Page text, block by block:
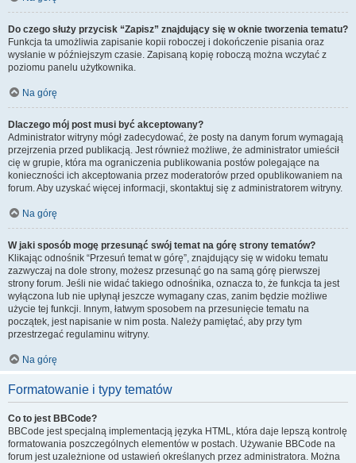
Do czego służy przycisk “Zapisz” znajdujący się w oknie tworzenia tematu?
Funkcja ta umożliwia zapisanie kopii roboczej i dokończenie pisania oraz
wysłanie w późniejszym czasie. Zapisaną kopię roboczą można wczytać z
poziomu panelu użytkownika.
Na górę
Dlaczego mój post musi być akceptowany?
Administrator witryny mógł zadecydować, że posty na danym forum wymagają
przejrzenia przed publikacją. Jest również możliwe, że administrator umieścił
cię w grupie, która ma ograniczenia publikowania postów polegające na
konieczności ich akceptowania przez moderatorów przed opublikowaniem na
forum. Aby uzyskać więcej informacji, skontaktuj się z administratorem witryny.
Na górę
W jaki sposób mogę przesunąć swój temat na górę strony tematów?
Klikając odnośnik “Przesuń temat w górę”, znajdujący się w widoku tematu
zazwyczaj na dole strony, możesz przesunąć go na samą górę pierwszej
strony forum. Jeśli nie widać takiego odnośnika, oznacza to, że funkcja ta jest
wyłączona lub nie upłynął jeszcze wymagany czas, zanim będzie możliwe
użycie tej funkcji. Innym, łatwym sposobem na przesunięcie tematu na
początek, jest napisanie w nim posta. Należy pamiętać, aby przy tym
przestrzegać regulaminu witryny.
Na górę
Formatowanie i typy tematów
Co to jest BBCode?
BBCode jest specjalną implementacją języka HTML, która daje lepszą kontrolę
formatowania poszczególnych elementów w postach. Używanie BBCode na
forum jest uzależnione od ustawień określanych przez administratora. Można